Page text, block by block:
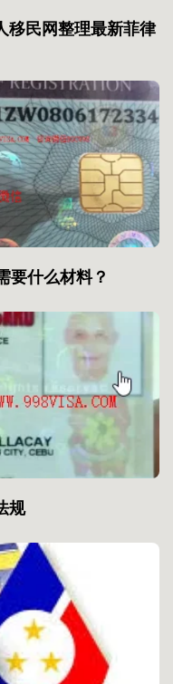
移民网整理最新菲律
要什么材料？
规